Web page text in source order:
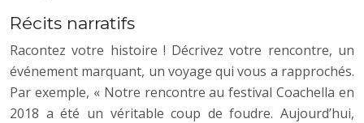
Récits narratifs
Racontez votre histoire ! Décrivez votre rencontre, un
événement marquant, un voyage qui vous a rapprochés.
Par exemple, « Notre rencontre au festival Coachella en
2018 a été un véritable coup de foudre. Aujourd’hui,